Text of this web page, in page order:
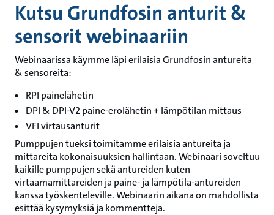
Kutsu Grundfosin anturit &
sensorit webinaariin
Webinaarissa käymme läpi erilaisia Grundfosin antureita
& sensoreita:
RPI painelähetin
DPI & DPI-V2 paine-erolähetin + lämpötilan mittaus
VFI virtausanturit
Pumppujen tueksi toimitamme erilaisia antureita ja
mittareita kokonaisuuksien hallintaan. Webinaari soveltuu
kaikille pumppujen sekä antureiden kuten
virtaamamittareiden ja paine- ja lämpötila-antureiden
kanssa työskenteleville. Webinaarin aikana on mahdollista
esittää kysymyksiä ja kommentteja.